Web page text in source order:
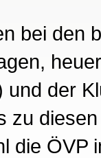
bei den
und der
zu
die ÖVP